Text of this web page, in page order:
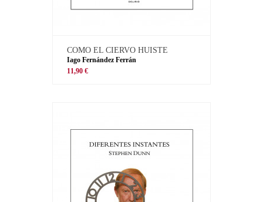
COMO EL CIERVO HUISTE
Iago Fernández Ferrán
11,90 €